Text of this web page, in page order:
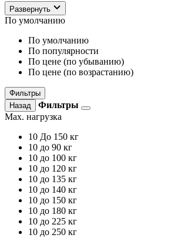
Развернуть
По умолчанию
По умолчанию
По популярности
По цене (по убыванию)
По цене (по возрастанию)
Фильтры
Назад
Фильтры
Max. нагрузка
10 До 150 кг
10 до 90 кг
10 до 100 кг
10 до 120 кг
10 до 135 кг
10 до 140 кг
10 до 150 кг
10 до 180 кг
10 до 225 кг
10 до 250 кг